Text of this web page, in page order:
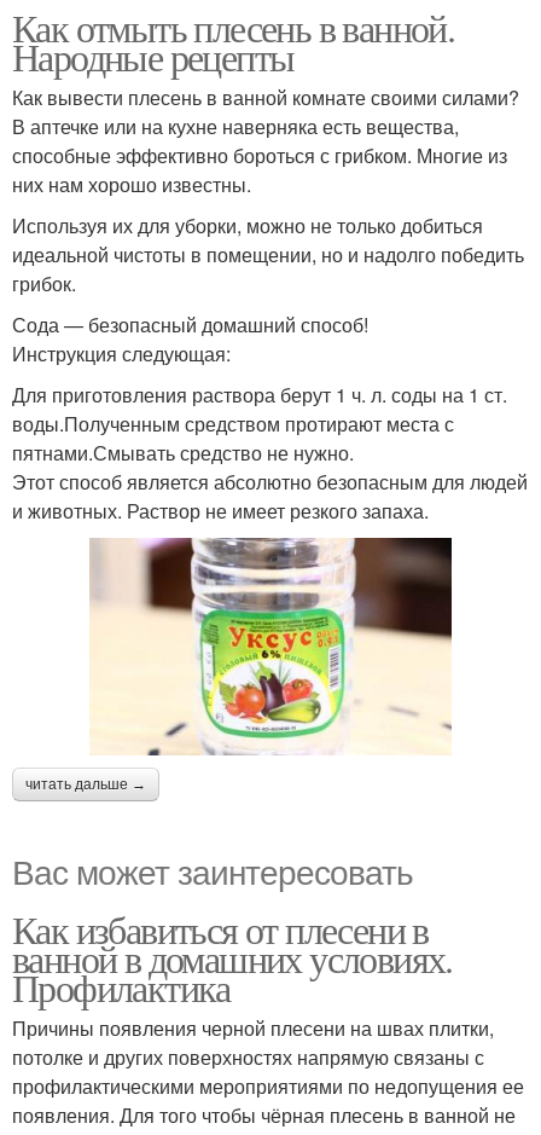
Как отмыть плесень в ванной.
Народные рецепты
Как вывести плесень в ванной комнате своими силами?
В аптечке или на кухне наверняка есть вещества,
способные эффективно бороться с грибком. Многие из
них нам хорошо известны.
Используя их для уборки, можно не только добиться
идеальной чистоты в помещении, но и надолго победить
грибок.
Сода — безопасный домашний способ!
Инструкция следующая:
Для приготовления раствора берут 1 ч. л. соды на 1 ст.
воды.Полученным средством протирают места с
пятнами.Смывать средство не нужно.
Этот способ является абсолютно безопасным для людей
и животных. Раствор не имеет резкого запаха.
читать дальше →
Вас может заинтересовать
Как избавиться от плесени в
ванной в домашних условиях.
Профилактика
Причины появления черной плесени на швах плитки,
потолке и других поверхностях напрямую связаны с
профилактическими мероприятиями по недопущения ее
появления. Для того чтобы чёрная плесень в ванной не